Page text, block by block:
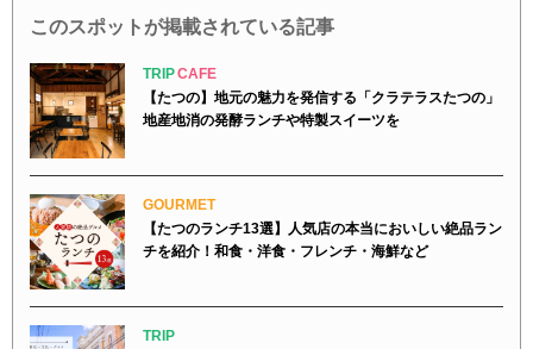
このスポットが掲載されている記事
TRIPCAFE
【たつの】地元の魅力を発信する「クラテラスたつの」
地産地消の発酵ランチや特製スイーツを
GOURMET
【たつのランチ13選】人気店の本当においしい絶品ラン
チを紹介！和食・洋食・フレンチ・海鮮など
TRIP